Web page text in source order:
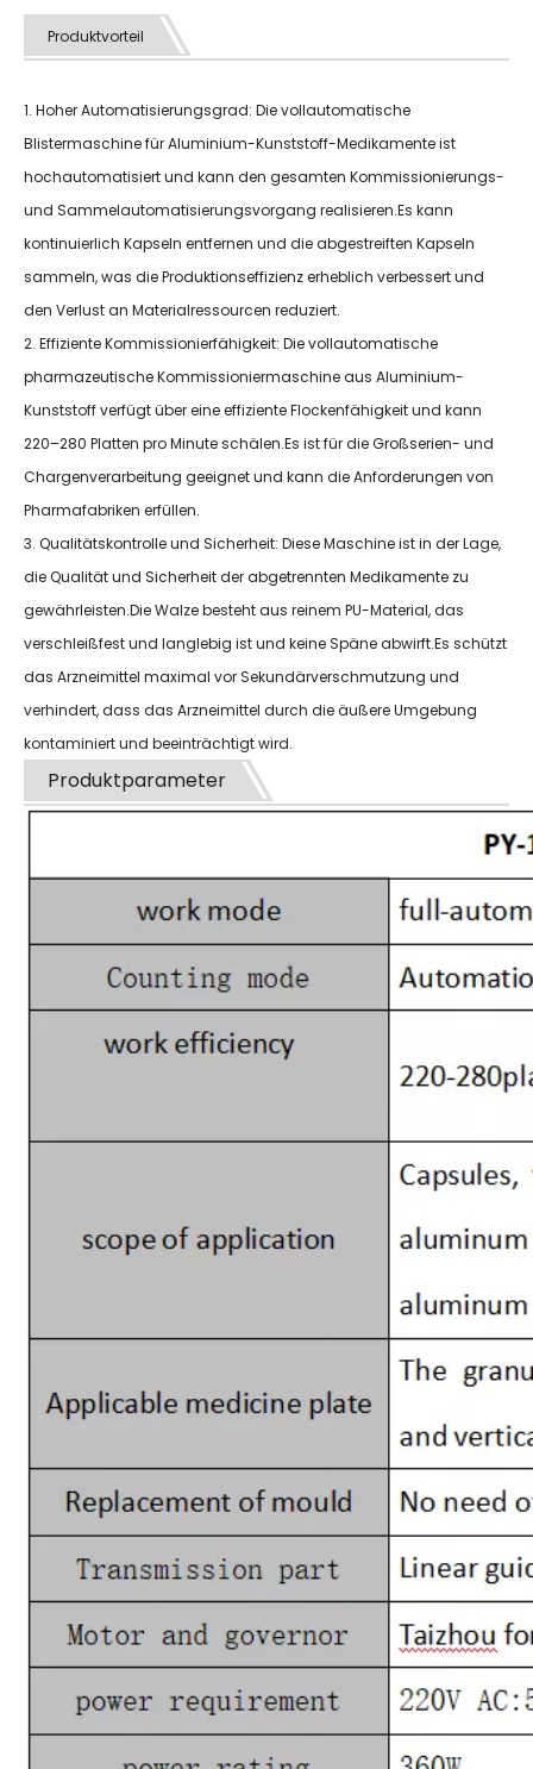
Produktvorteil
1. Hoher Automatisierungsgrad: Die vollautomatische
Blistermaschine für Aluminium-Kunststoff-Medikamente ist
hochautomatisiert und kann den gesamten Kommissionierungs-
und Sammelautomatisierungsvorgang realisieren.Es kann
kontinuierlich Kapseln entfernen und die abgestreiften Kapseln
sammeln, was die Produktionseffizienz erheblich verbessert und
den Verlust an Materialressourcen reduziert.
2. Effiziente Kommissionierfähigkeit: Die vollautomatische
pharmazeutische Kommissioniermaschine aus Aluminium-
Kunststoff verfügt über eine effiziente Flockenfähigkeit und kann
220–280 Platten pro Minute schälen.Es ist für die Großserien- und
Chargenverarbeitung geeignet und kann die Anforderungen von
Pharmafabriken erfüllen.
3. Qualitätskontrolle und Sicherheit: Diese Maschine ist in der Lage,
die Qualität und Sicherheit der abgetrennten Medikamente zu
gewährleisten.Die Walze besteht aus reinem PU-Material, das
verschleißfest und langlebig ist und keine Späne abwirft.Es schützt
das Arzneimittel maximal vor Sekundärverschmutzung und
verhindert, dass das Arzneimittel durch die äußere Umgebung
kontaminiert und beeinträchtigt wird.
Produktparameter